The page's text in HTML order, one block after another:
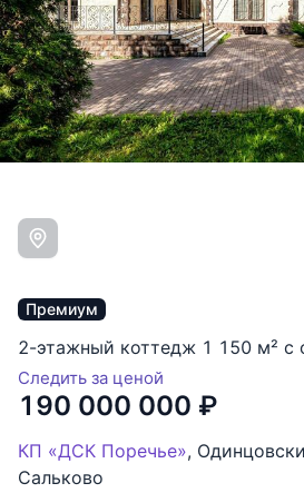
Премиум
2-этажный коттедж 1 150 м² с
Следить за ценой
190 000 000 ₽
КП «ДСК Поречье»,
Сальково